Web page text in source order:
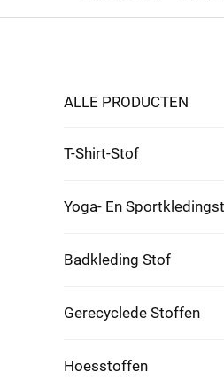
ALLE PRODUCTEN
T-Shirt-Stof
Yoga- En
Badkleding Stof
Gerecyclede Stoffen
Hoesstoffen